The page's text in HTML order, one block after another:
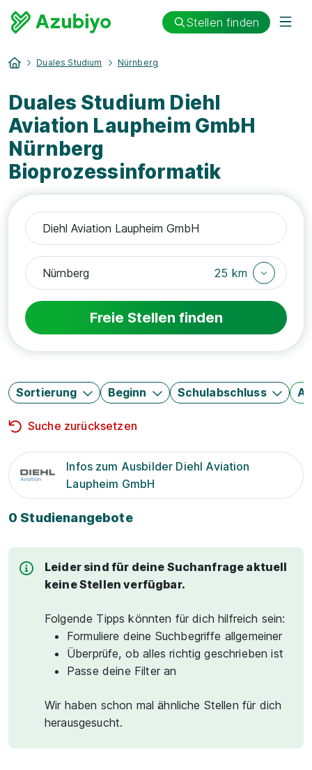
Stellen finden
Duales Studium Nürnberg
Duales Studium Diehl
Aviation Laupheim GmbH
Nürnberg
Bioprozessinformatik
25 km
Freie Stellen finden
Sortierung Beginn Schulabschluss
Suche zurücksetzen
Infos zum Ausbilder Diehl Aviation
Laupheim GmbH
0 Studienangebote
Leider sind für deine Suchanfrage aktuell
keine Stellen verfügbar.
Folgende Tipps könnten für dich hilfreich sein:
Formuliere deine Suchbegriffe allgemeiner
Überprüfe, ob alles richtig geschrieben ist
Passe deine Filter an
Wir haben schon mal ähnliche Stellen für dich
herausgesucht.